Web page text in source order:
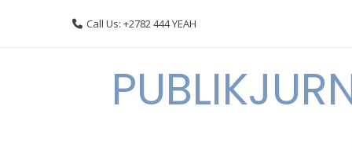
Call Us: +2782 444 YEAH